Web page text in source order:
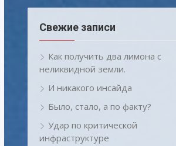
Свежие записи
Как получить два лимона с
неликвидной земли.
И никакого инсайда
Было, стало, а по факту?
Удар по критической
инфраструктуре